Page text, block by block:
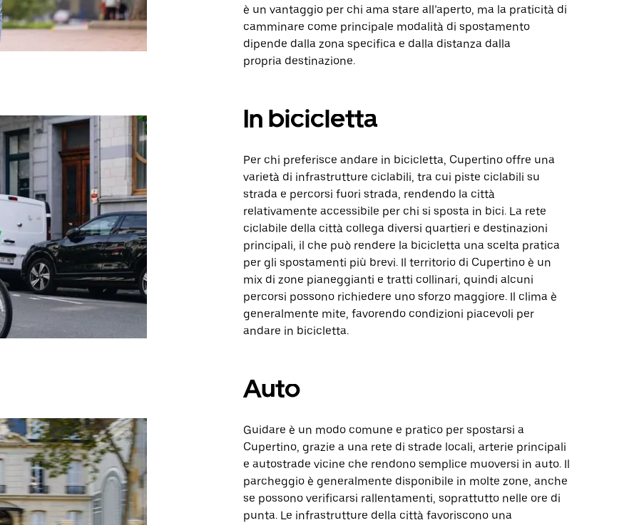
è un vantaggio per chi ama stare all’aperto, ma la praticità di
camminare come principale modalità di spostamento
dipende dalla zona specifica e dalla distanza dalla
propria destinazione.
In bicicletta
Per chi preferisce andare in bicicletta, Cupertino offre una
varietà di infrastrutture ciclabili, tra cui piste ciclabili su
strada e percorsi fuori strada, rendendo la città
relativamente accessibile per chi si sposta in bici. La rete
ciclabile della città collega diversi quartieri e destinazioni
principali, il che può rendere la bicicletta una scelta pratica
per gli spostamenti più brevi. Il territorio di Cupertino è un
mix di zone pianeggianti e tratti collinari, quindi alcuni
percorsi possono richiedere uno sforzo maggiore. Il clima è
generalmente mite, favorendo condizioni piacevoli per
andare in bicicletta.
Auto
Guidare è un modo comune e pratico per spostarsi a
Cupertino, grazie a una rete di strade locali, arterie principali
e autostrade vicine che rendono semplice muoversi in auto. Il
parcheggio è generalmente disponibile in molte zone, anche
se possono verificarsi rallentamenti, soprattutto nelle ore di
punta. Le infrastrutture della città favoriscono una